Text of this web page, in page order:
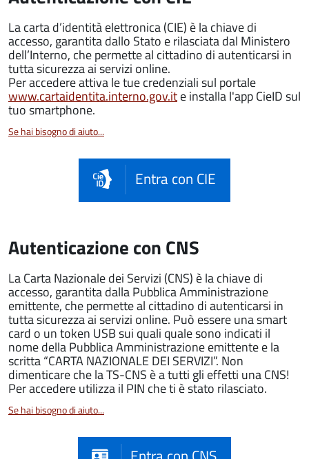
La carta d’identità elettronica (CIE) è la chiave di
accesso, garantita dallo Stato e rilasciata dal Ministero
dell’Interno, che permette al cittadino di autenticarsi in
tutta sicurezza ai servizi online.
Per accedere attiva le tue credenziali sul portale
www.cartaidentita.interno.gov.ite installa l'app CieID sul
tuo smartphone.
Se hai bisogno di aiuto...
Entra con CIE
Autenticazione con CNS
La Carta Nazionale dei Servizi (CNS) è la chiave di
accesso, garantita dalla Pubblica Amministrazione
emittente, che permette al cittadino di autenticarsi in
tutta sicurezza ai servizi online. Può essere una smart
card o un token USB sui quali quale sono indicati il
nome della Pubblica Amministrazione emittente e la
scritta “CARTA NAZIONALE DEI SERVIZI”. Non
dimenticare che la TS-CNS è a tutti gli effetti una CNS!
Per accedere utilizza il PIN che ti è stato rilasciato.
Se hai bisogno di aiuto...